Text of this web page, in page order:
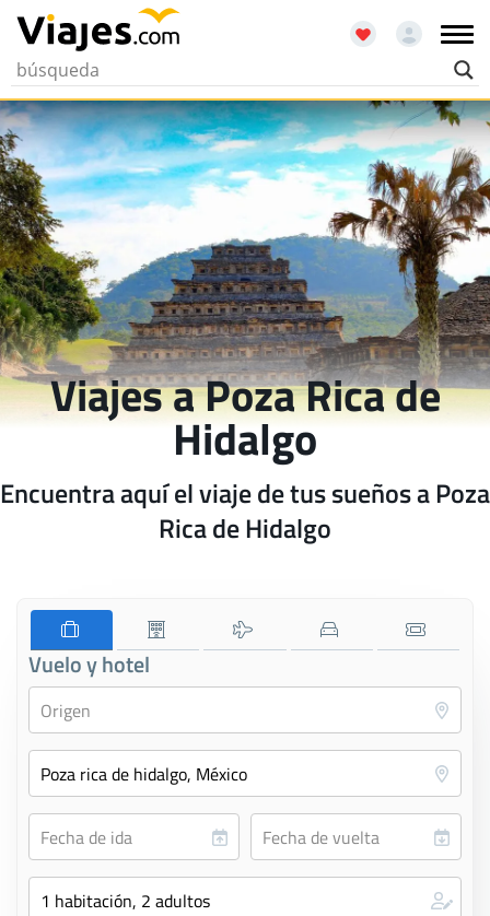
Viajes a Poza Rica de
Hidalgo
Encuentra aquí el viaje de tus sueños a Poza
Rica de Hidalgo
Vuelo y hotel